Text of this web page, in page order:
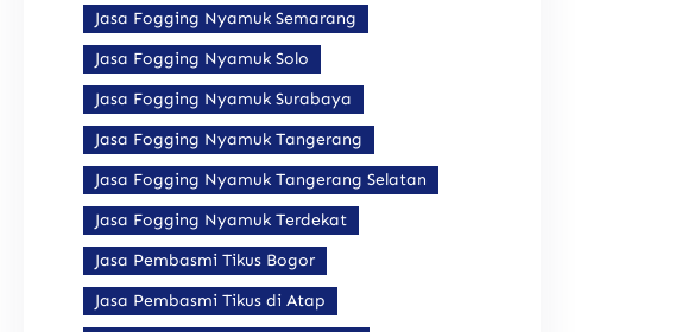
Jasa Fogging Nyamuk Semarang
Jasa Fogging Nyamuk Solo
Jasa Fogging Nyamuk Surabaya
Jasa Fogging Nyamuk Tangerang
Jasa Fogging Nyamuk Tangerang Selatan
Jasa Fogging Nyamuk Terdekat
Jasa Pembasmi Tikus Bogor
Jasa Pembasmi Tikus di Atap